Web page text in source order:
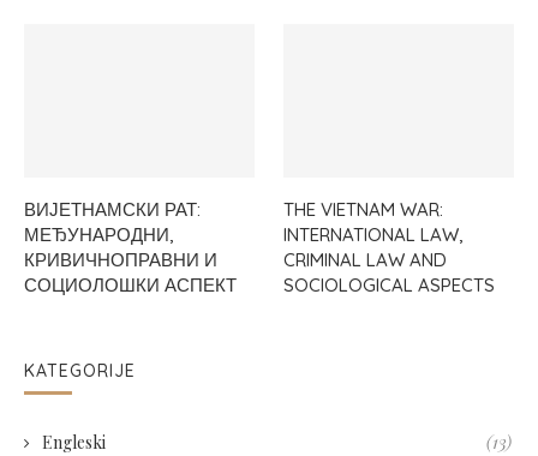
ВИЈЕТНАМСКИ РАТ:
МЕЂУНАРОДНИ,
КРИВИЧНОПРАВНИ И
СОЦИОЛОШКИ АСПЕКТ
THE VIETNAM WAR:
INTERNATIONAL LAW,
CRIMINAL LAW AND
SOCIOLOGICAL ASPECTS
KATEGORIJE
Engleski (13)